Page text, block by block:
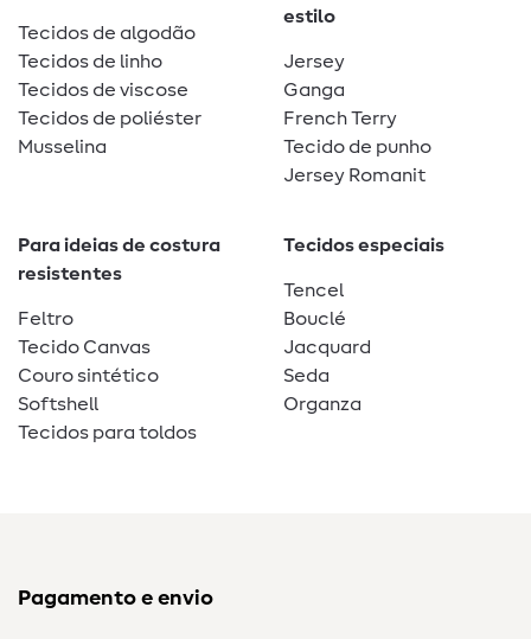
Tecidos de algodão
Tecidos de linho
Tecidos de viscose
Tecidos de poliéster
Musselina
estilo
Jersey
Ganga
French Terry
Tecido de punho
Jersey Romanit
Para ideias de costura
resistentes
Feltro
Tecido Canvas
Couro sintético
Softshell
Tecidos para toldos
Tecidos especiais
Tencel
Bouclé
Jacquard
Seda
Organza
Pagamento e envio